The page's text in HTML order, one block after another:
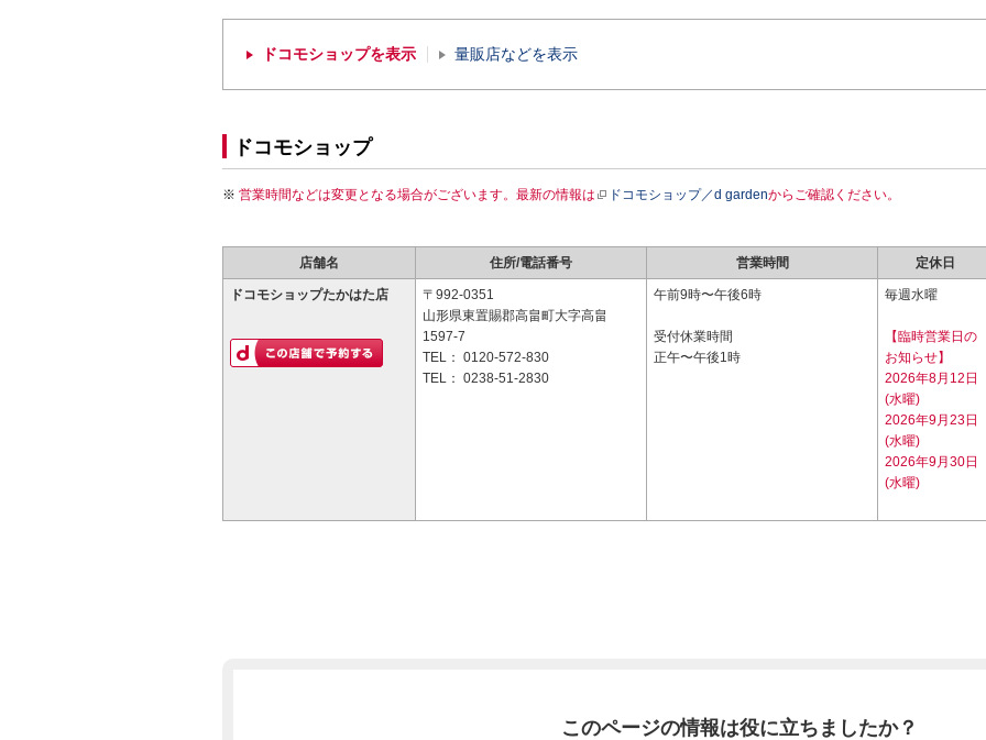
ドコモショップを表示 量販店などを表示
ドコモショップ
営業時間などは変更となる場合がございます。最新の情報は ドコモショップ／d gardenからご確認ください。
店舗名 住所/電話番号 営業時間 定休日
ドコモショップたかはた店
〒992-0351
山形県東置賜郡高畠町大字高畠
1597-7
TEL： 0120-572-830
TEL： 0238-51-2830
午前9時〜午後6時
受付休業時間
正午〜午後1時
毎週水曜
【臨時営業日の
お知らせ】
2026年8月12日
(水曜)
2026年9月23日
(水曜)
2026年9月30日
(水曜)
このページの情報は役に立ちましたか？